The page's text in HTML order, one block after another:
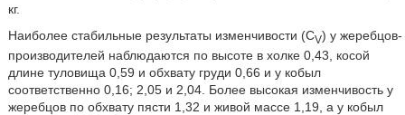
кг.
Наиболее стабильные результаты изменчивости (CV) у жеребцов-
производителей наблюдаются по высоте в холке 0,43, косой
длине туловища 0,59 и обхвату груди 0,66 и у кобыл
соответственно 0,16; 2,05 и 2,04. Более высокая изменчивость у
жеребцов по обхвату пясти 1,32 и живой массе 1,19, а у кобыл